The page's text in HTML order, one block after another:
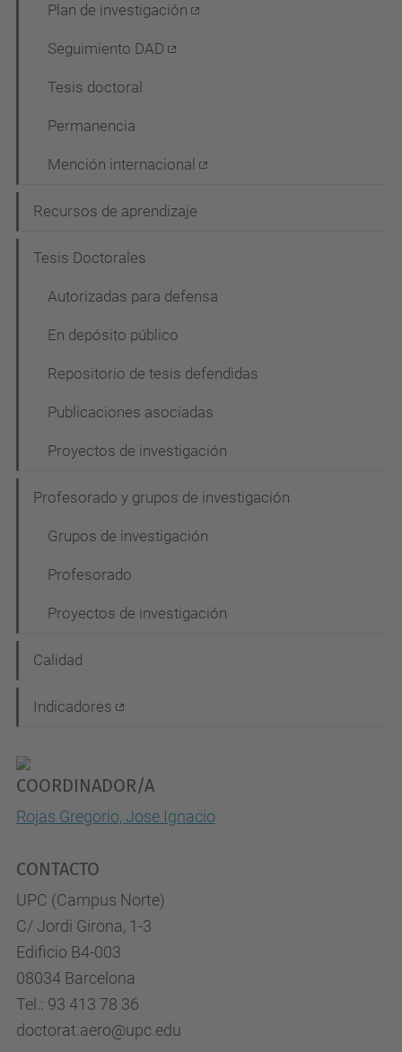
Plan de investigación
Seguimiento DAD
Tesis doctoral
Permanencia
Mención internacional
Recursos de aprendizaje
Tesis Doctorales
Autorizadas para defensa
En depósito público
Repositorio de tesis defendidas
Publicaciones asociadas
Proyectos de investigación
Profesorado y grupos de investigación
Grupos de investigación
Profesorado
Proyectos de investigación
Calidad
Indicadores
COORDINADOR/A
Rojas Gregorio, Jose Ignacio
CONTACTO
UPC (Campus Norte)
C/ Jordi Girona, 1-3
Edificio B4-003
08034 Barcelona
Tel.: 93 413 78 36
doctorat.aero@upc.edu